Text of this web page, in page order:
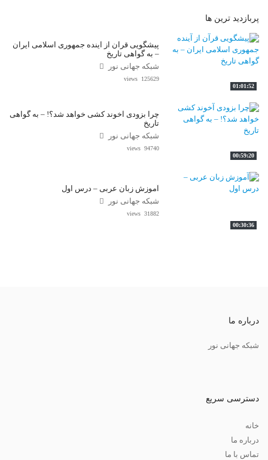
پربازدید ترین ها
01:01:52
پیشگویی قرآن از آینده جمهوری اسلامی ایران
– به گواهی تاریخ
شبکه جهانی نور
125629 views
00:59:20
چرا بزودی آخوند کشی خواهد شد؟! – به گواهی
تاریخ
شبکه جهانی نور
94740 views
00:30:36
آموزش زبان عربی – درس اول
شبکه جهانی نور
31882 views
درباره ما
شبکه جهانی نور
دسترسی سریع
خانه
درباره ما
تماس با ما